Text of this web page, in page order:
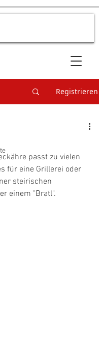
Registrieren
passt zu vielen
für eine Grillerei oder
steirischen
einem "Bratl".